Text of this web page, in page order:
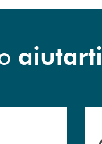
aiutarti
filiali.